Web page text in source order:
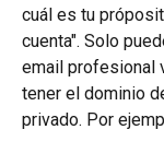
cuál es tu
cuenta". Solo
email profesional
tener el dominio
privado. Por